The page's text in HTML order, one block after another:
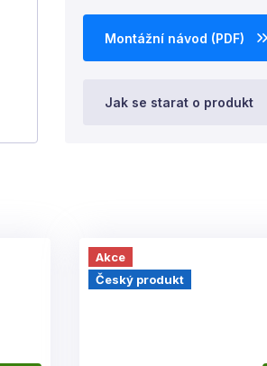
Montážní návod (PDF)
Jak se starat o produkt
Akce
Český produkt